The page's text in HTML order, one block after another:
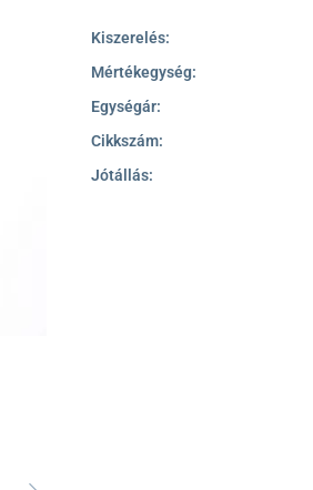
Kiszerelés:
Mértékegység:
Egységár:
Cikkszám:
Jótállás: